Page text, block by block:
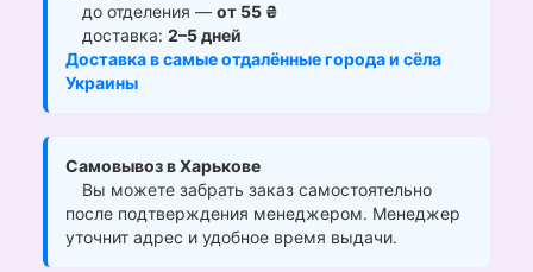
до отделения — от 55 ₴
доставка: 2–5 дней
Доставка в самые отдалённые города и сёла
Украины
Самовывоз в Харькове
Вы можете забрать заказ самостоятельно
после подтверждения менеджером. Менеджер
уточнит адрес и удобное время выдачи.